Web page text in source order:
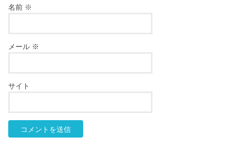
名前 ※
メール ※
サイト